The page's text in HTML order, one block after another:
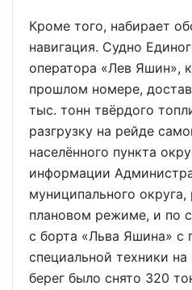
Кроме того, набирает
навигация. Судно
оператора «Лев Яшин»,
прошлом номере,
тыс. тонн твёрдого
разгрузку на рейде
населённого пункта
информации
муниципального
плановом режиме, и по
с борта «Льва Яшина»
специальной техники
берег было снято 320